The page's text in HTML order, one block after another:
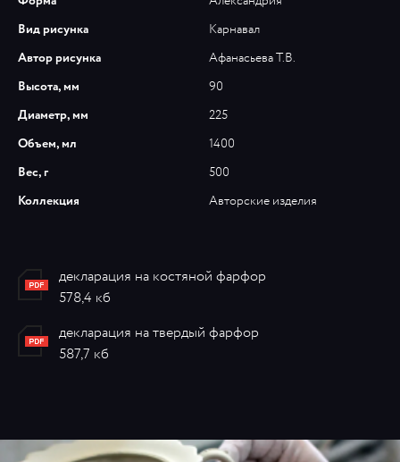
Вид рисунка
Карнавал
Автор рисунка
Афанасьева Т.В.
Высота, мм
90
Диаметр, мм
225
Объем, мл
1400
Вес, г
500
Коллекция
Авторские изделия
декларация на костяной фарфор
578,4 кб
декларация на твердый фарфор
587,7 кб